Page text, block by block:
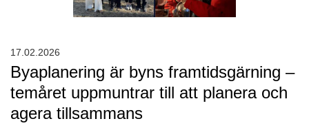
Byaplanering är byns framtidsgärning –
temåret uppmuntrar till att planera och
agera tillsammans
17.02.2026